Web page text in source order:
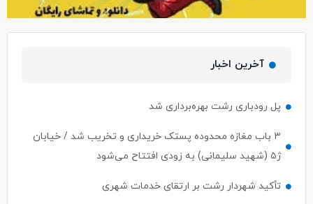
آخرین اخبار
پل رودباری رشت بهره‌برداری شد
۳ باب مغازه محدوده پستک خریداری و تخریب شد / خیابان
ژ۵ (شهید سلیمانی) به زودی افتتاح می‌شود
تأکید شهردار رشت بر ارتقای خدمات شهری